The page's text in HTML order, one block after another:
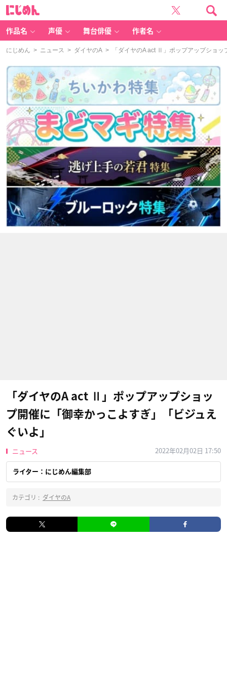
作品名 声優 舞台俳優 作者名
にじめん > ニュース > ダイヤのA > 「ダイヤのA act Ⅱ」ポップアップショッ
「ダイヤのA act Ⅱ」ポップアップショッ
プ開催に「御幸かっこよすぎ」「ビジュえ
ぐいよ」
ニュース 2022年02月02日 17:50
ライター：にじめん編集部
カテゴリ : ダイヤのA